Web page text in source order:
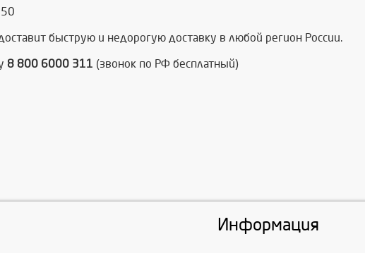
50
быструю и недорогую доставку в любой регион России.
8 800 6000 311 (звонок по РФ бесплатный)
Информация